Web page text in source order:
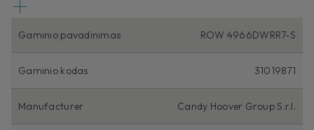
Gaminio pavadinimas ROW 4966DWRR7-S
Gaminio kodas 31019871
Manufacturer Candy Hoover Group S.r.l.